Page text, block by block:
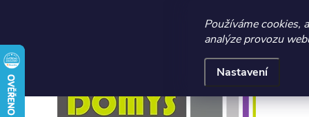
☀️ LETNÍ AKCE
Používáme cookies,
analýze provozu
Nastavení
Přejít
na
obsah
Obchodní podmínky